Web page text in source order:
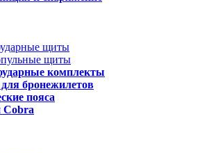
щиты
щиты
комплекты
бронежилетов
пояса